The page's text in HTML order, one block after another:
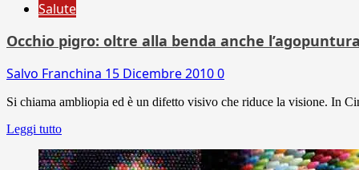
Salute
Occhio pigro: oltre alla benda anche
Salvo Franchina 15 Dicembre 20100
Si chiama ambliopia ed è un difetto visivo che riduce la visione. In
Leggi tutto